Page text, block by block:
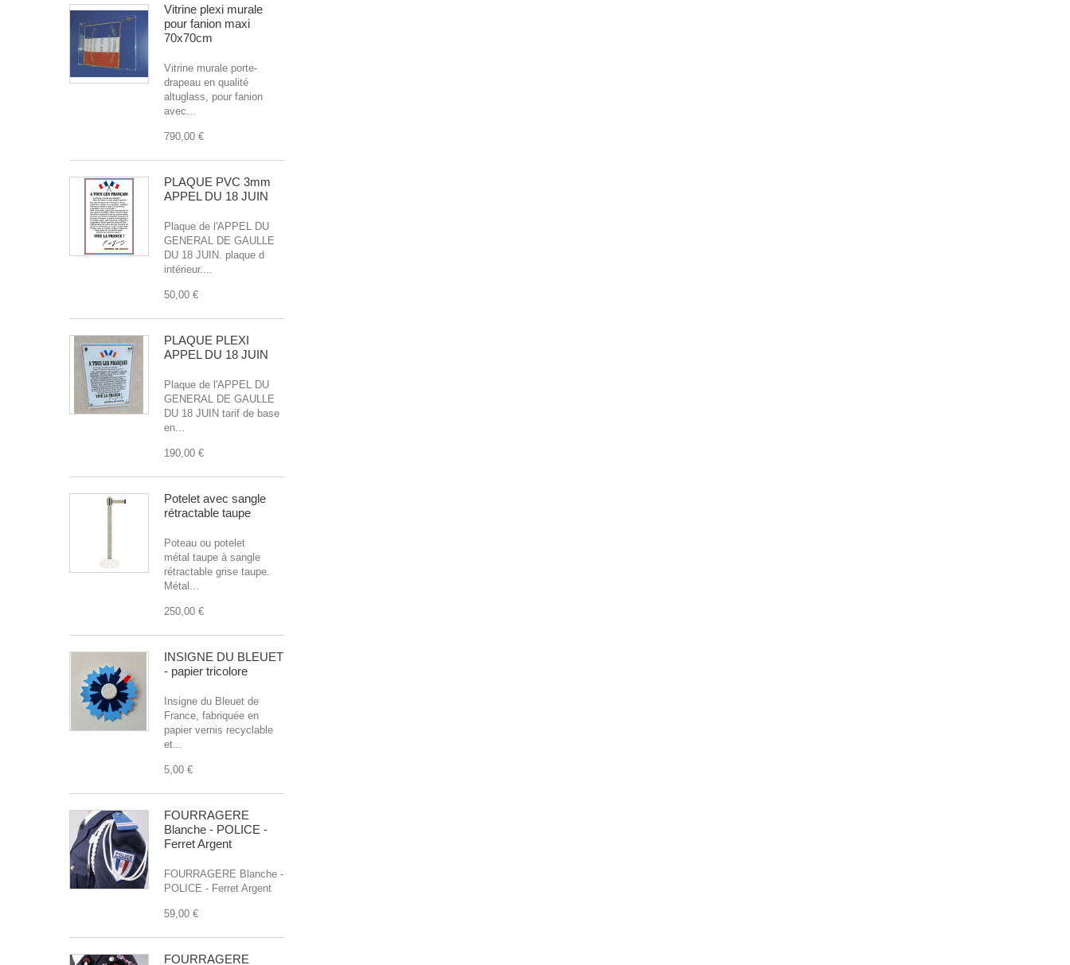
Vitrine plexi murale
pour fanion maxi
70x70cm
Vitrine murale porte-
drapeau en qualité
altuglass, pour fanion
avec...
790,00 €
PLAQUE PVC 3mm
APPEL DU 18 JUIN
Plaque de l'APPEL DU
GENERAL DE GAULLE
DU 18 JUIN. plaque d
intérieur....
50,00 €
PLAQUE PLEXI
APPEL DU 18 JUIN
Plaque de l'APPEL DU
GENERAL DE GAULLE
DU 18 JUIN tarif de base
en...
190,00 €
Potelet avec sangle
rétractable taupe
Poteau ou potelet
métal taupe à sangle
rétractable grise taupe.
Métal...
250,00 €
INSIGNE DU BLEUET
- papier tricolore
Insigne du Bleuet de
France, fabriquée en
papier vernis recyclable
et...
5,00 €
FOURRAGERE
Blanche - POLICE -
Ferret Argent
FOURRAGERE Blanche -
POLICE - Ferret Argent
59,00 €
FOURRAGERE